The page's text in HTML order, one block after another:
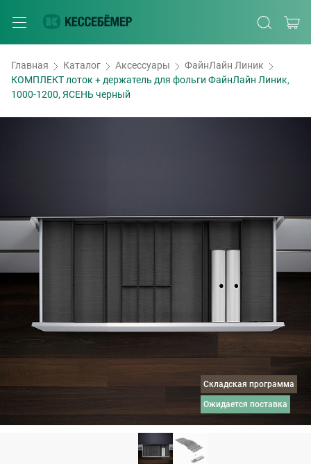
Главная Каталог Аксессуары
ФайнЛайн Линик
КОМПЛЕКТ лоток + держатель для фольги ФайнЛайн Линик,
1000-1200, ЯСЕНЬ черный
Складская программа
ожидается поставка